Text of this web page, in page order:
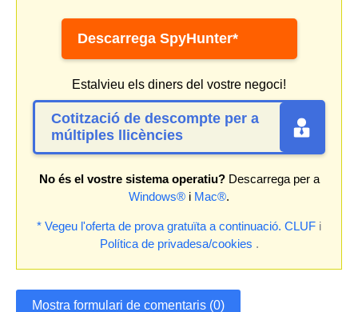
Descarrega SpyHunter*
Estalvieu els diners del vostre negoci!
Cotització de descompte per a
múltiples llicències
No és el vostre sistema operatiu?Descarrega per a
Windows® i Mac®.
* Vegeu l'oferta de prova gratuïta a continuació. CLUF i
Política de privadesa/cookies .
Mostra formulari de comentaris (0)